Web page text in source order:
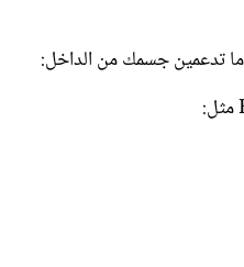
تدعمين جسمك من الداخل: